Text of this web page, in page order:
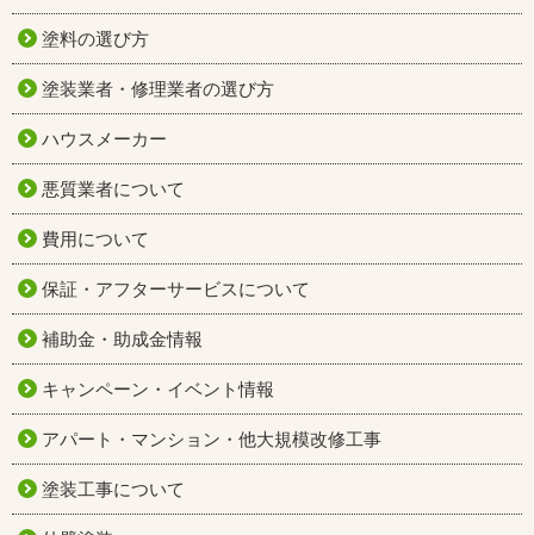
塗料の選び方
塗装業者・修理業者の選び方
ハウスメーカー
悪質業者について
費用について
保証・アフターサービスについて
補助金・助成金情報
キャンペーン・イベント情報
アパート・マンション・他大規模改修工事
塗装工事について